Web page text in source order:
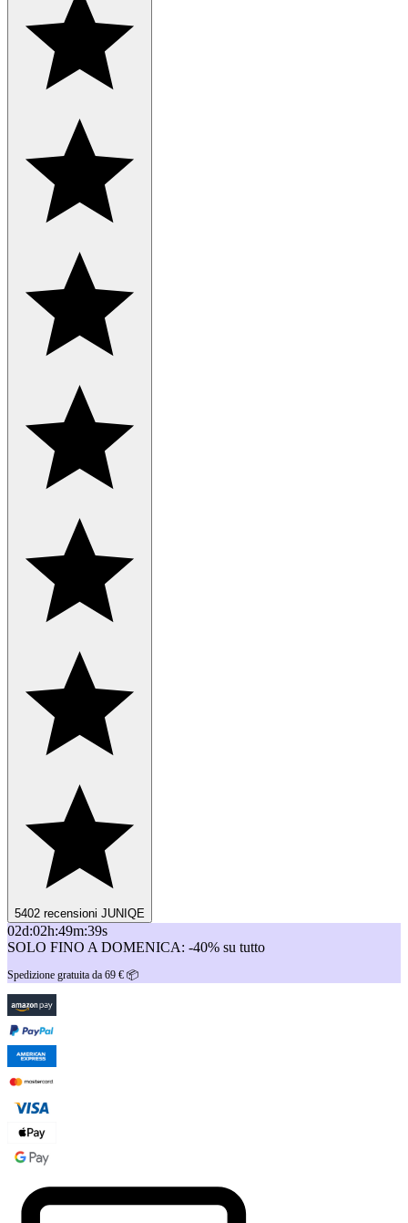
5402 recensioni JUNIQE
02d:02h:49m:39s
SOLO FINO A DOMENICA: -40% su tutto
Spedizione gratuita da 69 € 📦